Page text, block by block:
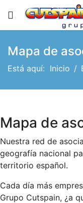
Mapa de
Está aquí: Inicio
Mapa de
Nuestra red de
geografía nacional
territorio español.
Cada día más
Grupo Cutspain, ¿a